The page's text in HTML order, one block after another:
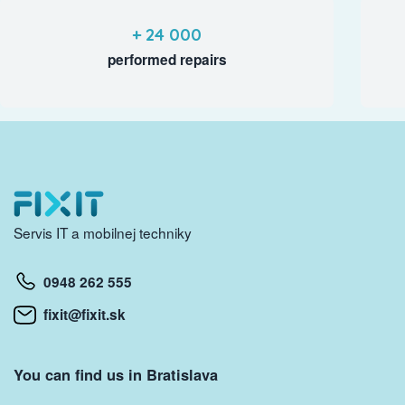
+ 24 000
performed repairs
Servis IT a mobilnej techniky
0948 262 555
fixit@fixit.sk
You can find us in Bratislava